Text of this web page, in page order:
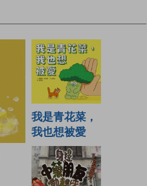
我是青花菜，
我也想被愛